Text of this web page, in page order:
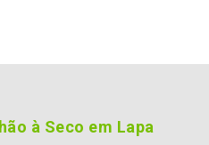
à Seco em Lapa